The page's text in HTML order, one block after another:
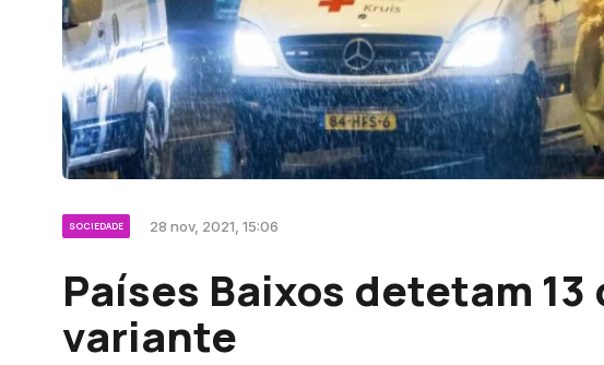
SOCIEDADE 28 nov, 2021, 15:06
Países Baixos detetam 13
variante